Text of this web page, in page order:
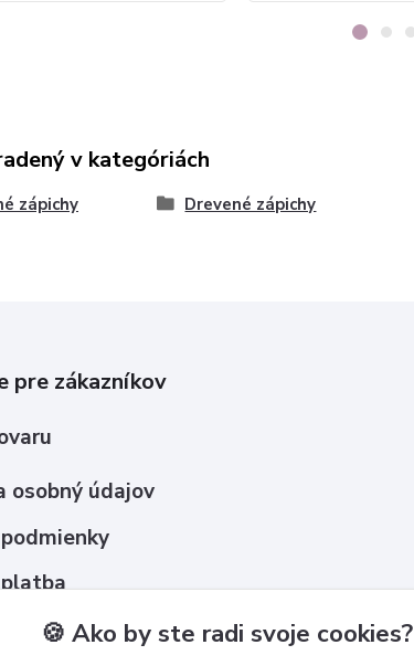
v kategóriách
zápichy Drevené zápichy
pre zákazníkov
osobný údajov
?
🍪 Ako by ste radi svoje cookies?